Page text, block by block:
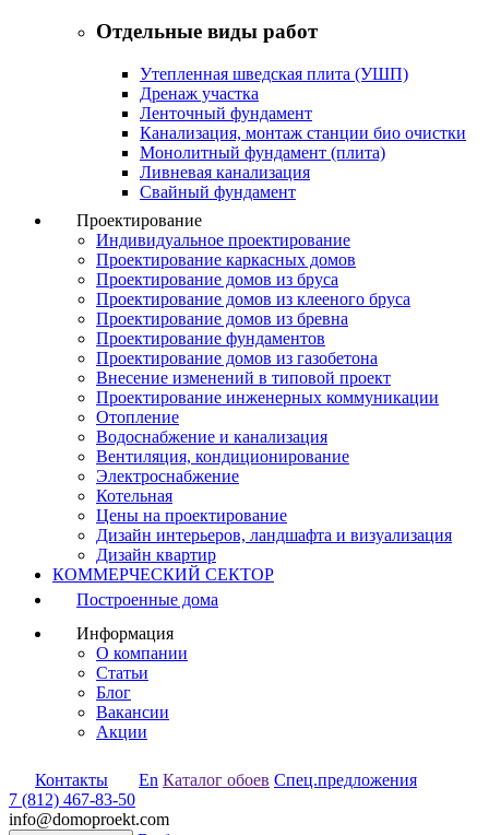
Отдельные виды работ
Утепленная шведская плита (УШП)
Дренаж участка
Ленточный фундамент
Канализация, монтаж станции био очистки
Монолитный фундамент (плита)
Ливневая канализация
Свайный фундамент
Проектирование
Индивидуальное проектирование
Проектирование каркасных домов
Проектирование домов из бруса
Проектирование домов из клееного бруса
Проектирование домов из бревна
Проектирование фундаментов
Проектирование домов из газобетона
Внесение изменений в типовой проект
Проектирование инженерных коммуникации
Отопление
Водоснабжение и канализация
Вентиляция, кондиционирование
Электроснабжение
Котельная
Цены на проектирование
Дизайн интерьеров, ландшафта и визуализация
Дизайн квартир
КОММЕРЧЕСКИЙ СЕКТОР
Построенные дома
Информация
О компании
Статьи
Блог
Вакансии
Акции
Контакты En Каталог обоев Спец.предложения
7 (812) 467-83-50
info@domoproekt.com